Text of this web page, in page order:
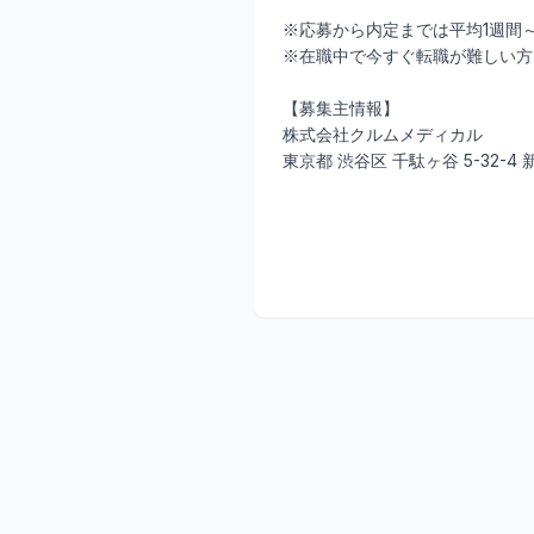
※応募から内定までは平均1週間
※在職中で今すぐ転職が難しい
【募集主情報】
株式会社クルムメディカル
東京都 渋谷区 千駄ヶ谷 5-32-4